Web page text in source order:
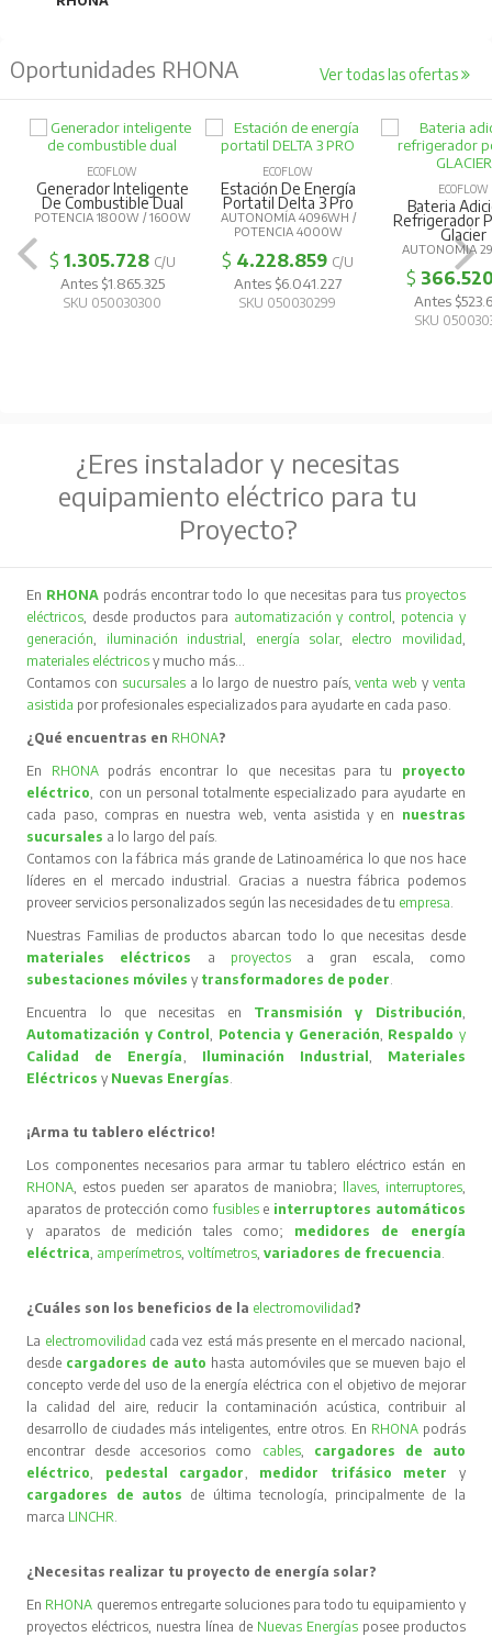
Oportunidades RHONA Ver todas las ofertas
ECOFLOW
Generador Inteligente
De Combustible Dual
POTENCIA 1800W / 1600W
$ 1.305.728 C/U
Antes $1.865.325
SKU 050030300
ECOFLOW
Estación De Energía
Portatil Delta 3 Pro
AUTONOMÍA 4096WH /
POTENCIA 4000W
$ 4.228.859 C/U
Antes $6.041.227
SKU 050030299
ECOFLOW
Bateria
Refrigerador
Glacier
AUTONOMIA
$
Antes
SKU
¿Eres instalador y necesitas
equipamiento eléctrico para tu
Proyecto?
En RHONA podrás encontrar todo lo que necesitas para tus proyectos
eléctricos , desde productos para automatización y control
potencia y
generación
iluminación industrial energía solar, electro movilidad
materiales eléctricos y mucho más…
Contamos con sucursales a lo largo de nuestro país,venta web y venta
asistida por profesionales especializados para ayudarte en cada paso.
¿Qué encuentras en RHONA?
En RHONA podrás encontrar lo que necesitas para tu proyecto
eléctrico , con un personal totalmente especializado para ayudarte en
cada paso, compras en nuestra web, venta asistida y en nuestras
sucursales a lo largo del país.
Contamos con la fábrica más grande de Latinoamérica lo que nos hace
líderes en el mercado industrial. Gracias a nuestra fábrica podemos
proveer servicios personalizados según las necesidades de tu empresa
Nuestras Familias de productos abarcan todo lo que necesitas desde
materiales eléctricos
a proyectos
a gran escala, como
subestaciones móvilesy transformadores de poder
Encuentra lo que necesitas en Transmisión y Distribución
Automatización y Control
Potencia y Generación Respaldo y
Calidad de Energía
Iluminación Industrial
Materiales
Eléctricos y Nuevas Energías
¡Arma tu tablero eléctrico!
Los componentes necesarios para armar tu tablero eléctrico están en
RHONA , estos pueden ser aparatos de maniobra; llaves, interruptores,
aparatos de protección comofusibles e interruptores automáticos
y aparatos de medición tales como; medidores de energía
eléctrica amperímetros ,voltímetros ,variadores de frecuencia
¿Cuáles son los beneficios de la electromovilidad?
La electromovilidad cada vez está más presente en el mercado nacional,
desde cargadores de auto hasta automóviles que se mueven bajo el
concepto verde del uso de la energía eléctrica con el objetivo de mejorar
la calidad del aire, reducir la contaminación acústica, contribuir al
desarrollo de ciudades más inteligentes, entre otros. En RHONA podrás
encontrar desde accesorios como cables, cargadores de auto
eléctrico
pedestal cargador medidor trifásico meter
y
cargadores de autos de última tecnología, principalmente de la
marca LINCHR
¿Necesitas realizar tu proyecto de energía solar?
En RHONA queremos entregarte soluciones para todo tu equipamiento y
proyectos eléctricos, nuestra línea de Nuevas Energíasposee productos